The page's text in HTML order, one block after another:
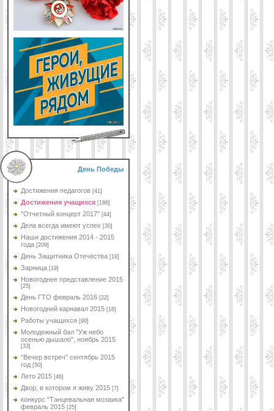
День Победы
Достижения педагогов [41]
Достижения учащихся [186]
"Отчетный концерт 2017" [44]
Дела всегда имеют успех [30]
Наши достижения 2014 - 2015
года [209]
День Защитника Отечества [18]
Зарница [19]
Новогоднее представление 2015
[25]
День ГТО февраль 2016 [22]
Новогодний карнавал 2015 [16]
Работы учащихся [99]
Молодежный бал "Уж небо
осенью дышало", ноябрь 2015
[33]
"Вечер встреч" сентябрь 2015
год [50]
Лето 2015 [46]
Двор, в котором я живу 2015 [7]
конкурс "Танцевальная мозаика"
февраль 2015 [25]